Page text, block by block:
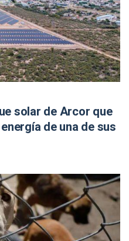
solar de Arcor que
de una de sus